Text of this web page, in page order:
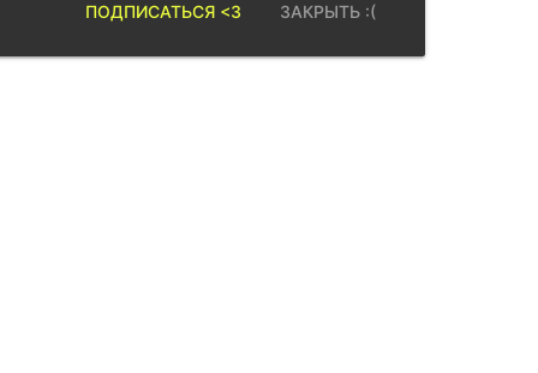
ЗАКРЫТЬ :(
ПОДПИСАТЬСЯ <3